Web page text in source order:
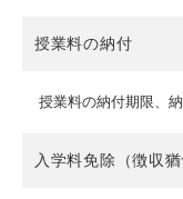
授業料の納付
授業料の納付期限、
入学料免除（徴収